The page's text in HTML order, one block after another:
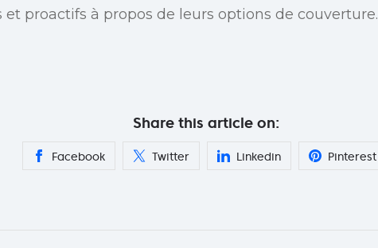
et proactifs à propos de leurs options de couverture.
Share this article on:
Facebook Twitter Linkedin Pinterest